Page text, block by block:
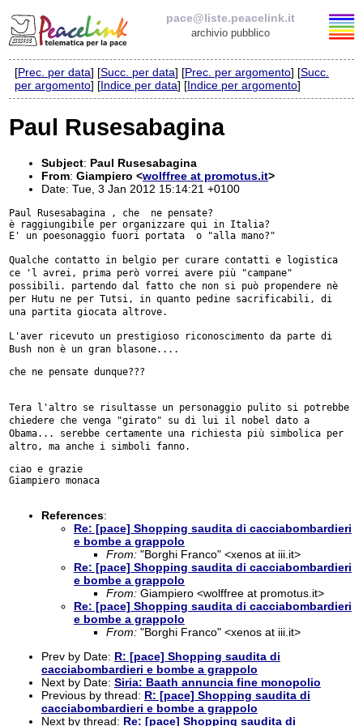
pace@liste.peacelink.it
archivio pubblico
Elenco delle liste
Policy delle liste di PeaceLink
Informativa sulla privacy
Richieste di rimozione
[Prec. per data] [Succ. per data] [Prec. per argomento] [Succ.
per argomento] [Indice per data] [Indice per argomento]
Paul Rusesabagina
Subject: Paul Rusesabagina
From: Giampiero <wolffree at promotus.it>
Date: Tue, 3 Jan 2012 15:14:21 +0100
Paul Rusesabagina , che  ne pensate?
è raggiungibile per organizzare qui in Italia?
E' un poesonaggio fuori portata  o "alla mano?"
Qualche contatto in belgio per curare contatti e logistica
ce 'l avrei, prima però vorrei avere più "campane"
possibili. partendo dal fatto che non si può propendere nè
per Hutu ne per Tutsi, in quanto pedine sacrificabili, di
una partita giocata altrove.
L'aver ricevuto un prestigioso riconoscimento da parte di
Bush non è un gran blasone....
che ne pensate dunque???
Tera l'altro se risultasse un personaggio pulito si potrebbe
chiedere che venga "girato" su di lui il nobel dato a
Obama... serebbe certamente una richiesta più simbolica per
altro, ma anche i simboli fanno.
ciao e grazie
Giampiero monaca
References:
Re: [pace] Shopping saudita di cacciabombardieri
e bombe a grappolo
From:"Borghi Franco" <xenos at iii.it>
Re: [pace] Shopping saudita di cacciabombardieri
e bombe a grappolo
From:Giampiero <wolffree at promotus.it>
Re: [pace] Shopping saudita di cacciabombardieri
e bombe a grappolo
From:"Borghi Franco" <xenos at iii.it>
Prev by Date: R: [pace] Shopping saudita di
cacciabombardieri e bombe a grappolo
Next by Date: Siria: Baath annuncia fine monopolio
Previous by thread: R: [pace] Shopping saudita di
cacciabombardieri e bombe a grappolo
Next by thread: Re: [pace] Shopping saudita di